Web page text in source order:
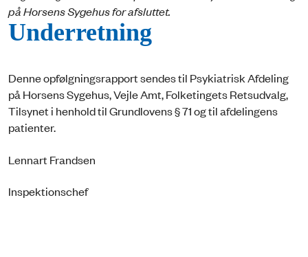
på Horsens Sygehus for afsluttet.
Underretning
Denne opfølgningsrapport sendes til Psykiatrisk Afdeling
på Horsens Sygehus, Vejle Amt, Folketingets Retsudvalg,
Tilsynet i henhold til Grundlovens § 71 og til afdelingens
patienter.
Lennart Frandsen
Inspektionschef